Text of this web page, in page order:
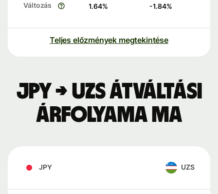
Változás 1.64% -1.84%
Teljes előzmények megtekintése
JPY → UZS átváltási
árfolyama ma
JPY UZS